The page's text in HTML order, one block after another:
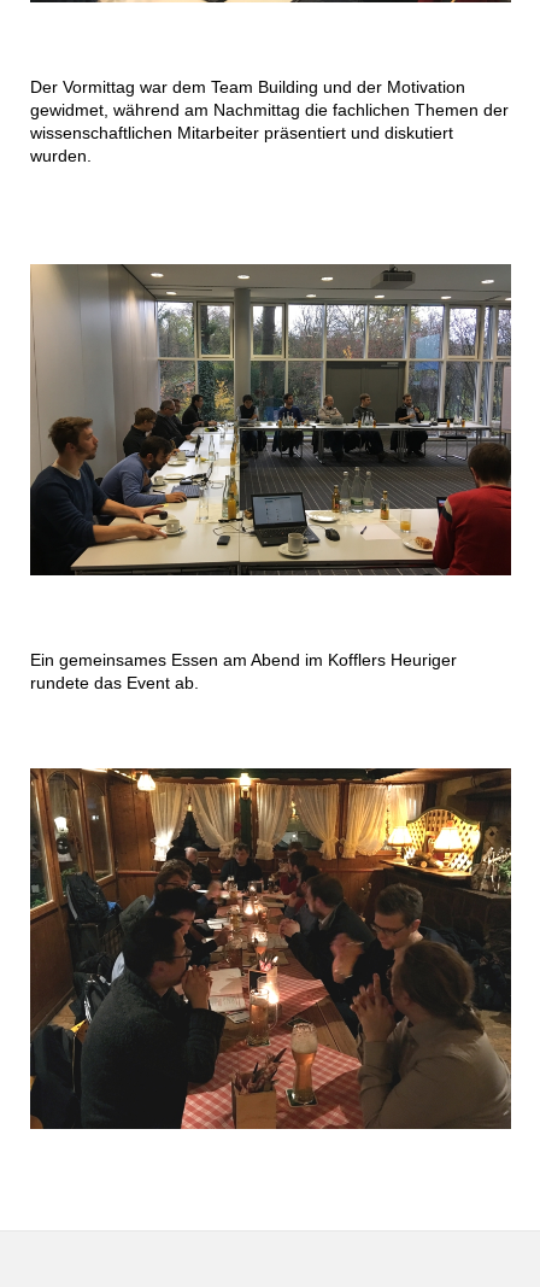
Der Vormittag war dem Team Building und der Motivation
gewidmet, während am Nachmittag die fachlichen Themen der
wissenschaftlichen Mitarbeiter präsentiert und diskutiert
wurden.
Ein gemeinsames Essen am Abend im Kofflers Heuriger
rundete das Event ab.